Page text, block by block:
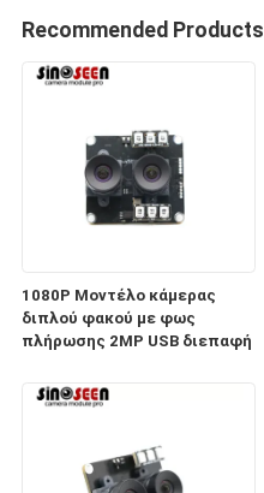
Recommended Products
1080P Μοντέλο κάμερας
διπλού φακού με φως
πλήρωσης 2MP USB διεπαφή